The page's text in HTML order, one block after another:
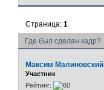
Где был сделан кадр?
Страница:1
Максим Малиновский
Участник
Рейтинг: